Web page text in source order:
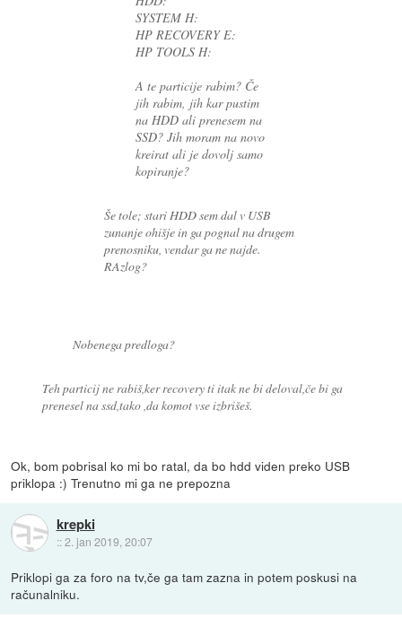
SYSTEM H:
HP RECOVERY E:
HP TOOLS H:
A te particije rabim? Če
jih rabim, jih kar pustim
na HDD ali prenesem na
SSD? Jih moram na novo
kreirat ali je dovolj samo
kopiranje?
Še tole; stari HDD sem dal v USB
zunanje ohišje in ga pognal na drugem
prenosniku, vendar ga ne najde.
RAzlog?
Nobenega predloga?
Teh particij ne rabiš,ker recovery ti itak ne bi deloval,če bi ga
prenesel na ssd,tako ,da komot vse izbrišeš.
Ok, bom pobrisal ko mi bo ratal, da bo hdd viden preko USB
priklopa :) Trenutno mi ga ne prepozna
krepki
::2. jan 2019, 20:07
Priklopi ga za foro na tv,če ga tam zazna in potem poskusi na
računalniku.